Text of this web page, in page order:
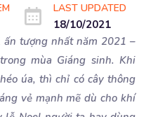
LAST UPDATED
18/10/2021
tượng nhất năm 2021 –
mùa Giáng sinh. Khi
úa, thì chỉ có cây thông
vẻ mạnh mẽ dù cho khí